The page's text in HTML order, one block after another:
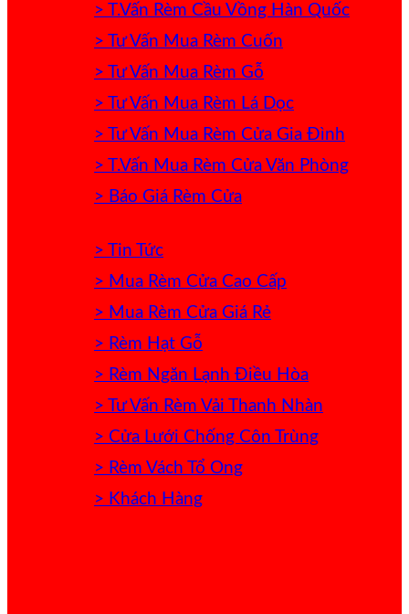
> T.Vấn Rèm Cầu Vồng Hàn Quốc
> Tư Vấn Mua Rèm Cuốn
> Tư Vấn Mua Rèm Gỗ
> Tư Vấn Mua Rèm Lá Dọc
> Tư Vấn Mua Rèm Cửa Gia Đình
> T.Vấn Mua Rèm Cửa Văn Phòng
> Báo Giá Rèm Cửa
> Tin Tức
> Mua Rèm Cửa Cao Cấp
> Mua Rèm Cửa Giá Rẻ
> Rèm Hạt Gỗ
> Rèm Ngăn Lạnh Điều Hòa
> Tư Vấn Rèm Vải Thanh Nhàn
> Cửa Lưới Chống Côn Trùng
> Rèm Vách Tổ Ong
> Khách Hàng